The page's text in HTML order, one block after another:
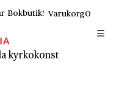
Bokbutik! Varukorg0
kyrkokonst